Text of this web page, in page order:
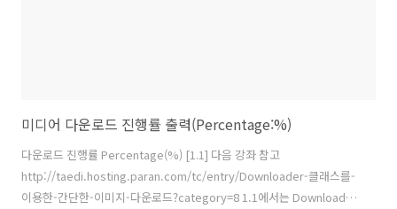
미디어 다운로드 진행률 출력(Percentage:%)
다운로드 진행률 Percentage(%) [1.1] 다음 강좌 참고
http://taedi.hosting.paran.com/tc/entry/Downloader-클래스를-
이용한-간단한-이미지-다운로드?category=8 1.1에서는 Download 클